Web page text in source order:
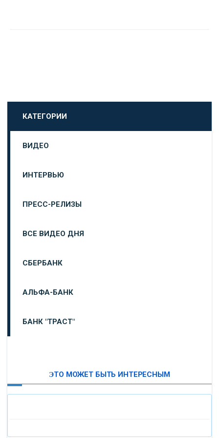
КАТЕГОРИИ
ВИДЕО
ИНТЕРВЬЮ
ПРЕСС-РЕЛИЗЫ
ВСЕ ВИДЕО ДНЯ
СБЕРБАНК
АЛЬФА-БАНК
БАНК "ТРАСТ"
ЭТО МОЖЕТ БЫТЬ ИНТЕРЕСНЫМ